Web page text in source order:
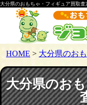
大分県のおもちゃ・フィギュア買取
HOME > 大分県のお
大分県のお